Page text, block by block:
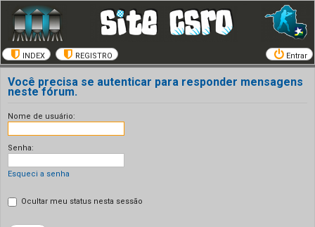
INDEX REGISTRO Entrar
Você precisa se autenticar para responder mensagens
neste fórum.
Nome de usuário:
Senha:
Esqueci a senha
Ocultar meu status nesta sessão